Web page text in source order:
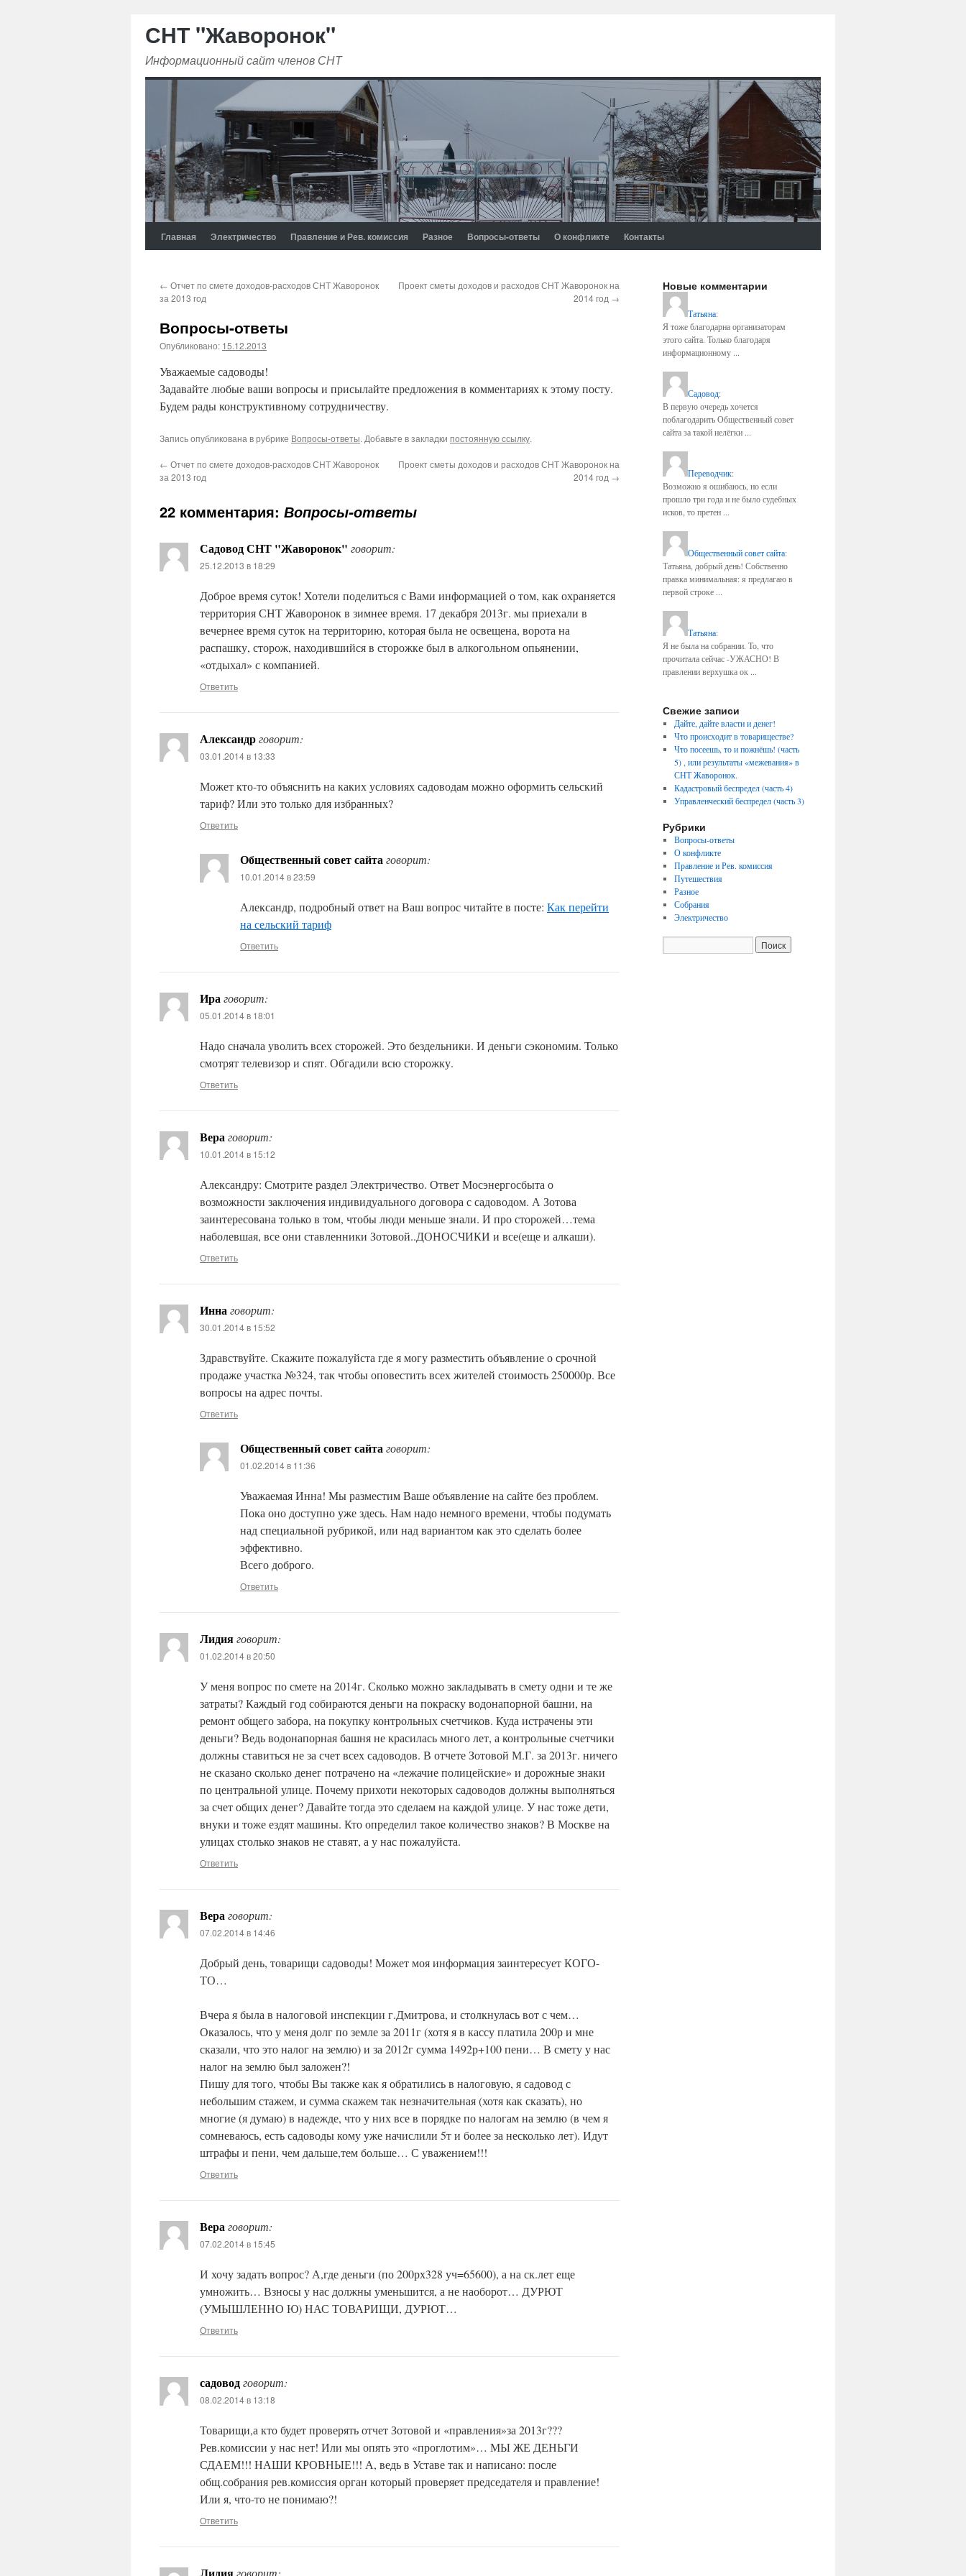
СНТ "Жаворонок"
Информационный сайт членов СНТ
Главная Электричество Правление и Рев. комиссия Разное Вопросы-ответы О конфликте Контакты
← Отчет по смете доходов-расходов СНТ Жаворонок
за 2013 год
Проект сметы доходов и расходов СНТ Жаворонок на
2014 год →
Вопросы-ответы
Опубликовано: 15.12.2013
Уважаемые садоводы!
Задавайте любые ваши вопросы и присылайте предложения в комментариях к этому посту.
Будем рады конструктивному сотрудничеству.
Запись опубликована в рубрике Вопросы-ответы. Добавьте в закладки постоянную ссылку.
← Отчет по смете доходов-расходов СНТ Жаворонок
за 2013 год
Проект сметы доходов и расходов СНТ Жаворонок на
2014 год →
22 комментария: Вопросы-ответы
Садовод СНТ "Жаворонок" говорит:
25.12.2013 в 18:29
Доброе время суток! Хотели поделиться с Вами информацией о том, как охраняется
территория СНТ Жаворонок в зимнее время. 17 декабря 2013г. мы приехали в
вечернее время суток на территорию, которая была не освещена, ворота на
распашку, сторож, находившийся в сторожке был в алкогольном опьянении,
«отдыхал» с компанией.
Ответить
Александрговорит:
03.01.2014 в 13:33
Может кто-то объяснить на каких условиях садоводам можно оформить сельский
тариф? Или это только для избранных?
Ответить
Общественный совет сайтаговорит:
10.01.2014 в 23:59
Александр, подробный ответ на Ваш вопрос читайте в посте: Как перейти
на сельский тариф
Ответить
Ираговорит:
05.01.2014 в 18:01
Надо сначала уволить всех сторожей. Это бездельники. И деньги сэкономим. Только
смотрят телевизор и спят. Обгадили всю сторожку.
Ответить
Вераговорит:
10.01.2014 в 15:12
Александру: Смотрите раздел Электричество. Ответ Мосэнергосбыта о
возможности заключения индивидуального договора с садоводом. А Зотова
заинтересована только в том, чтобы люди меньше знали. И про сторожей…тема
наболевшая, все они ставленники Зотовой..ДОНОСЧИКИ и все(еще и алкаши).
Ответить
Иннаговорит:
30.01.2014 в 15:52
Здравствуйте. Скажите пожалуйста где я могу разместить объявление о срочной
продаже участка №324, так чтобы оповестить всех жителей стоимость 250000р. Все
вопросы на адрес почты.
Ответить
Общественный совет сайтаговорит:
01.02.2014 в 11:36
Уважаемая Инна! Мы разместим Ваше объявление на сайте без проблем.
Пока оно доступно уже здесь. Нам надо немного времени, чтобы подумать
над специальной рубрикой, или над вариантом как это сделать более
эффективно.
Всего доброго.
Ответить
Лидияговорит:
01.02.2014 в 20:50
У меня вопрос по смете на 2014г. Сколько можно закладывать в смету одни и те же
затраты? Каждый год собираются деньги на покраску водонапорной башни, на
ремонт общего забора, на покупку контрольных счетчиков. Куда истрачены эти
деньги? Ведь водонапорная башня не красилась много лет, а контрольные счетчики
должны ставиться не за счет всех садоводов. В отчете Зотовой М.Г. за 2013г. ничего
не сказано сколько денег потрачено на «лежачие полицейские» и дорожные знаки
по центральной улице. Почему прихоти некоторых садоводов должны выполняться
за счет общих денег? Давайте тогда это сделаем на каждой улице. У нас тоже дети,
внуки и тоже ездят машины. Кто определил такое количество знаков? В Москве на
улицах столько знаков не ставят, а у нас пожалуйста.
Ответить
Вераговорит:
07.02.2014 в 14:46
Добрый день, товарищи садоводы! Может моя информация заинтересует КОГО-
ТО…
Вчера я была в налоговой инспекции г.Дмитрова, и столкнулась вот с чем…
Оказалось, что у меня долг по земле за 2011г (хотя я в кассу платила 200р и мне
сказали, что это налог на землю) и за 2012г сумма 1492р+100 пени… В смету у нас
налог на землю был заложен?!
Пишу для того, чтобы Вы также как я обратились в налоговую, я садовод с
небольшим стажем, и сумма скажем так незначительная (хотя как сказать), но
многие (я думаю) в надежде, что у них все в порядке по налогам на землю (в чем я
сомневаюсь, есть садоводы кому уже начислили 5т и более за несколько лет). Идут
штрафы и пени, чем дальше,тем больше… С уважением!!!
Ответить
Вераговорит:
07.02.2014 в 15:45
И хочу задать вопрос? А,где деньги (по 200рх328 уч=65600), а на ск.лет еще
умножить… Взносы у нас должны уменьшится, а не наоборот… ДУРЮТ
(УМЫШЛЕННО Ю) НАС ТОВАРИЩИ, ДУРЮТ…
Ответить
садоводговорит:
08.02.2014 в 13:18
Товарищи,а кто будет проверять отчет Зотовой и «правления»за 2013г???
Рев.комиссии у нас нет! Или мы опять это «проглотим»… МЫ ЖЕ ДЕНЬГИ
СДАЕМ!!! НАШИ КРОВНЫЕ!!! А, ведь в Уставе так и написано: после
общ.собрания рев.комиссия орган который проверяет председателя и правление!
Или я, что-то не понимаю?!
Ответить
говорит:
Новые комментарии
Татьяна:
Я тоже благодарна организаторам
этого сайта. Только благодаря
информационному ...
Садовод:
В первую очередь хочется
поблагодарить Общественный совет
сайта за такой нелёгки ...
Переводчик:
Возможно я ошибаюсь, но если
прошло три года и не было судебных
исков, то претен ...
Общественный совет сайта:
Татьяна, добрый день! Собственно
правка минимальная: я предлагаю в
первой строке ...
Татьяна:
Я не была на собрании. То, что
прочитала сейчас -УЖАСНО! В
правлении верхушка ок ...
Свежие записи
Дайте, дайте власти и денег!
Что происходит в товариществе?
Что посеешь, то и пожнёшь! (часть
5) , или результаты «межевания» в
СНТ Жаворонок.
Кадастровый беспредел (часть 4)
Управленческий беспредел (часть 3)
Рубрики
Вопросы-ответы
О конфликте
Правление и Рев. комиссия
Путешествия
Разное
Собрания
Электричество